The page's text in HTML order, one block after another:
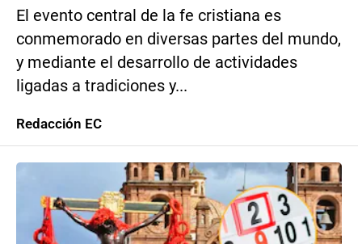
El evento central de la fe cristiana es
conmemorado en diversas partes del mundo,
y mediante el desarrollo de actividades
ligadas a tradiciones y...
Redacción EC